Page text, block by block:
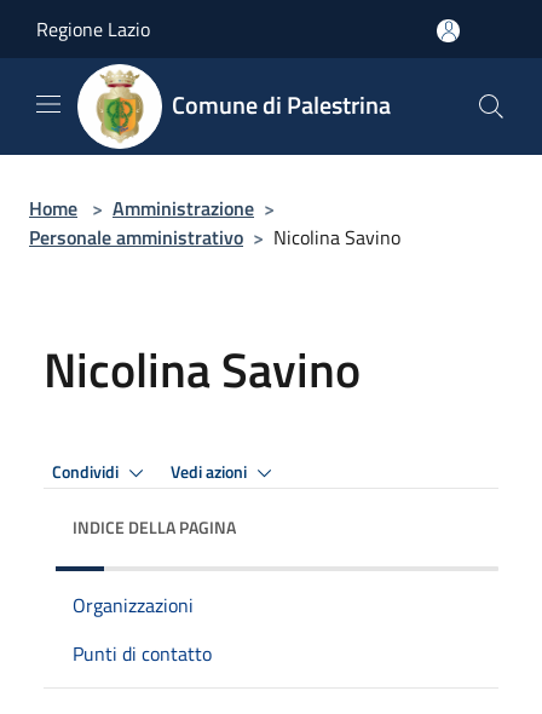
Regione Lazio
Comune di Palestrina
Home > Amministrazione >
Personale amministrativo > Nicolina Savino
Nicolina Savino
Condividi Vedi azioni
INDICE DELLA PAGINA
Organizzazioni
Punti di contatto